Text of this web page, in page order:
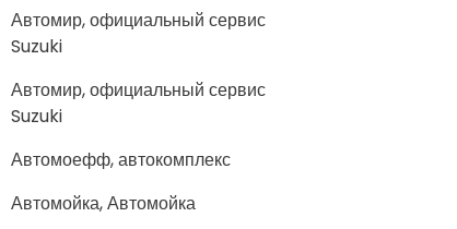
Автомир, официальный сервис
Suzuki
Автомир, официальный сервис
Suzuki
Автомоефф, автокомплекс
Автомойка, Автомойка